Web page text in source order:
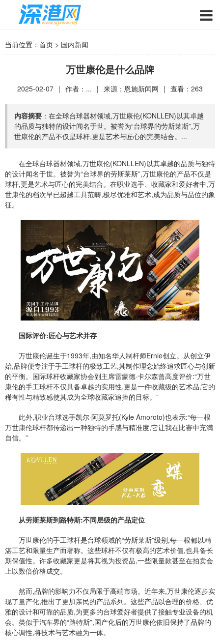
当前位置： 首页 > 国内新闻
万世康伦是什么品牌
2025-02-07 | 作者：... | 来源： 恩施新闻网 | 查看： 263
内容摘要 ：在全球台球器材领域,万世康伦(KONLLEN)以其卓越
的品质与独特的设计闻名于世。被誉为“台球界的劳斯莱斯”,万
世康伦的产品不仅是球杆,更是艺术与匠心的完美结合。...
在全球台球器材领域,万世康伦(KONLLEN)以其卓越的品质与独特
的设计闻名于世。被誉为“台球界的劳斯莱斯”,万世康伦的产品不仅是
球杆,更是艺术与匠心的完美结合。在职业选手、收藏家和爱好者中,万
世康伦的档次早已超越工具范畴,极尽优雅和艺术,成为品质与品位的象
征。
国际评价:匠心与艺术并存
万世康伦诞生于1993年,由知名华人制杆师Ernie创立。从创立伊
始,品牌便专注于手工球杆的极致工艺,其制作理念始终追求匠心与创新
的平衡。国际球杆收藏家协会副主席雷蒙德·卡尔森曾高度评价:“万世
康伦的手工球杆不仅具备卓越的实用性,更是一件收藏级的艺术品,它的
稀有性与精致感使其成为全球收藏家追捧的目标。”
此外,职业台球选手凯尔·阿莫罗托(Kyle Amoroto)也表示:“每一根
万世康伦球杆都传递出一种独特的手感与精准度,它让我在比赛中充满
自信。”
从劳斯莱斯到路特斯:不同层级的产品定位
万世康伦的手工球杆是台球领域的“劳斯莱斯”级别,每一根都以精
湛工艺和限量生产而著称。这些球杆不仅有极高的艺术价值,也具备长
期保值性。许多收藏家更是将其视为投资品,一些限量款甚至在拍卖会
上以数倍价格成交。
然而,品牌的影响力不仅局限于高端市场。近年来,万世康伦逐步实
现了量产化,推出了更加亲民的产品系列。这些产品以合理的价格、优
雅的设计和可靠的品质,为更多的台球爱好者提供了接触专业设备的机
会。类似于汽车界的“路特斯”,国产化后的万世康伦依旧保持了品牌的
核心调性,将技术与艺术融为一体。